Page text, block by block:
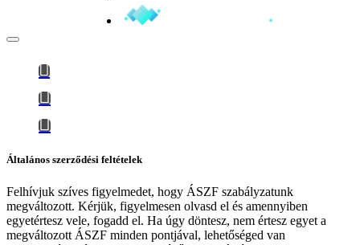
Általános szerződési feltételek
Felhívjuk szíves figyelmedet, hogy ÁSZF szabályzatunk
megváltozott. Kérjük, figyelmesen olvasd el és amennyiben
egyetértesz vele, fogadd el. Ha úgy döntesz, nem értesz egyet a
megváltozott ÁSZF minden pontjával, lehetőséged van